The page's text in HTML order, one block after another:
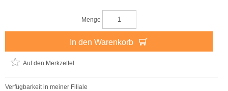
Menge
In den Warenkorb
Auf den Merkzettel
Verfügbarkeit in meiner Filiale